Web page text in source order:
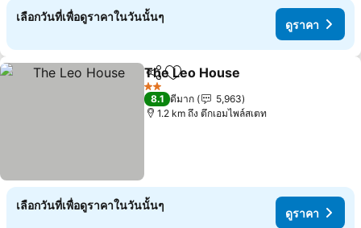
เลือกวันที่เพื่อดูราคาในวันนั้นๆ
ดูราคา
แชร์ เพิ่มในรายการโปรด
The Leo House
2 ดาว
8.1 ดีมาก
5,963
1.2 km ถึง ตึกเอมไพล์สเตท
เลือกวันที่เพื่อดูราคาในวันนั้นๆ
ดูราคา